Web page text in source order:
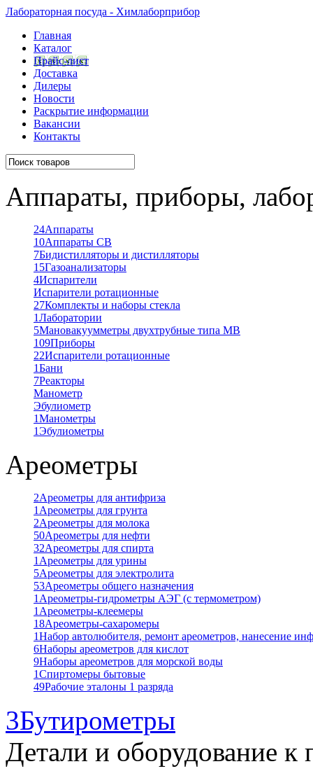
Лабораторная посуда - Химлаборприбор
Главная
Каталог
Прайс-лист
Доставка
Дилеры
Новости
Раскрытие информации
Вакансии
Контакты
Аппараты, приборы,
24Аппараты
10Аппараты СВ
7Бидистилляторы и дистилляторы
15Газоанализаторы
4Испарители
Испарители ротационные
27Комплекты и наборы стекла
1Лаборатории
5Мановакуумметры двухтрубные типа МВ
109Приборы
22Испарители ротационные
1Бани
7Реакторы
Манометр
Эбулиометр
1Манометры
1Эбулиометры
Ареометры
2Ареометры для антифриза
1 Ареометры для грунта
2Ареометры для молока
50Ареометры для нефти
32Ареометры для спирта
1 Ареометры для урины
5Ареометры для электролита
53Ареометры общего назначения
1 Ареометры-гидрометры АЭГ (с термометром)
1 Ареометры-клеемеры
18Ареометры-сахаромеры
1Набор автолюбителя, ремонт ареометров, нанесение
6Наборы ареометров для кислот
9Наборы ареометров для морской воды
1Спиртомеры бытовые
49Рабочие эталоны 1 разряда
3Бутирометры
Детали и оборудование к